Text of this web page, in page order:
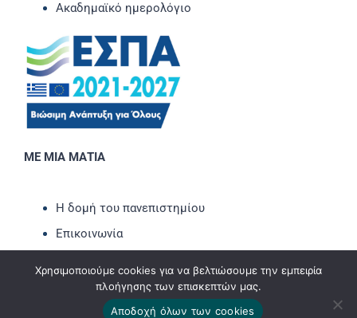
Ακαδημαϊκό ημερολόγιο
ΜΕ ΜΙΑ ΜΑΤΙΑ
Η δομή του πανεπιστημίου
Επικοινωνία
Εκδηλώσεις
Newsletter
Χρησιμοποιούμε cookies για να βελτιώσουμε την εμπειρία
πλοήγησης των επισκεπτών μας.
Αποδοχή όλων των cookies